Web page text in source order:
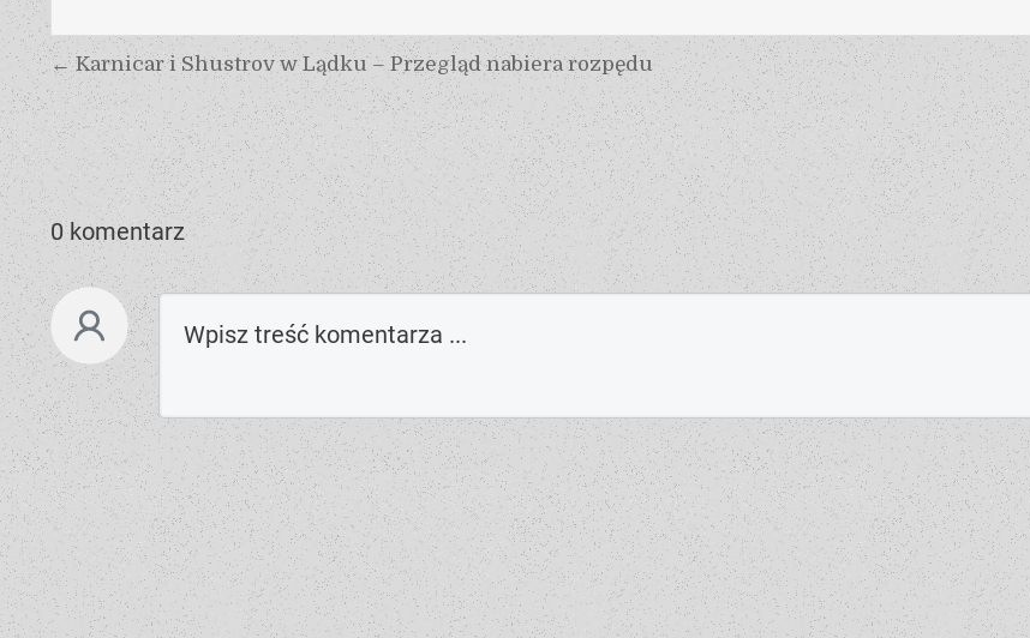
← Karnicar i Shustrov w Lądku – Przegląd nabiera rozpędu
0 komentarz